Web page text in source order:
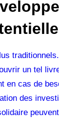
traditionnels.
un tel
en cas de
des